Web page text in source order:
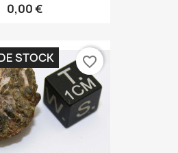
0,00 €
STOCK favorite_border